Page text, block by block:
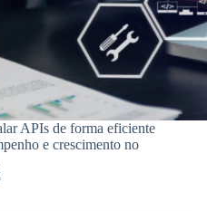
APIs de forma eficiente
e crescimento no